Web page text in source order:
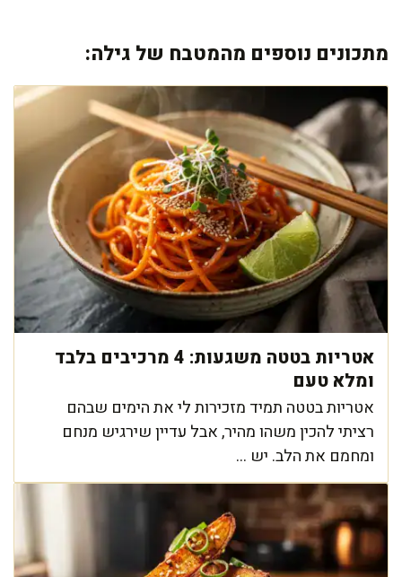
מתכונים נוספים מהמטבח של גילה:
אטריות בטטה משגעות: 4 מרכיבים בלבד
ומלא טעם
אטריות בטטה תמיד מזכירות לי את הימים שבהם
רציתי להכין משהו מהיר, אבל עדיין שירגיש מנחם
ומחמם את הלב. יש ...